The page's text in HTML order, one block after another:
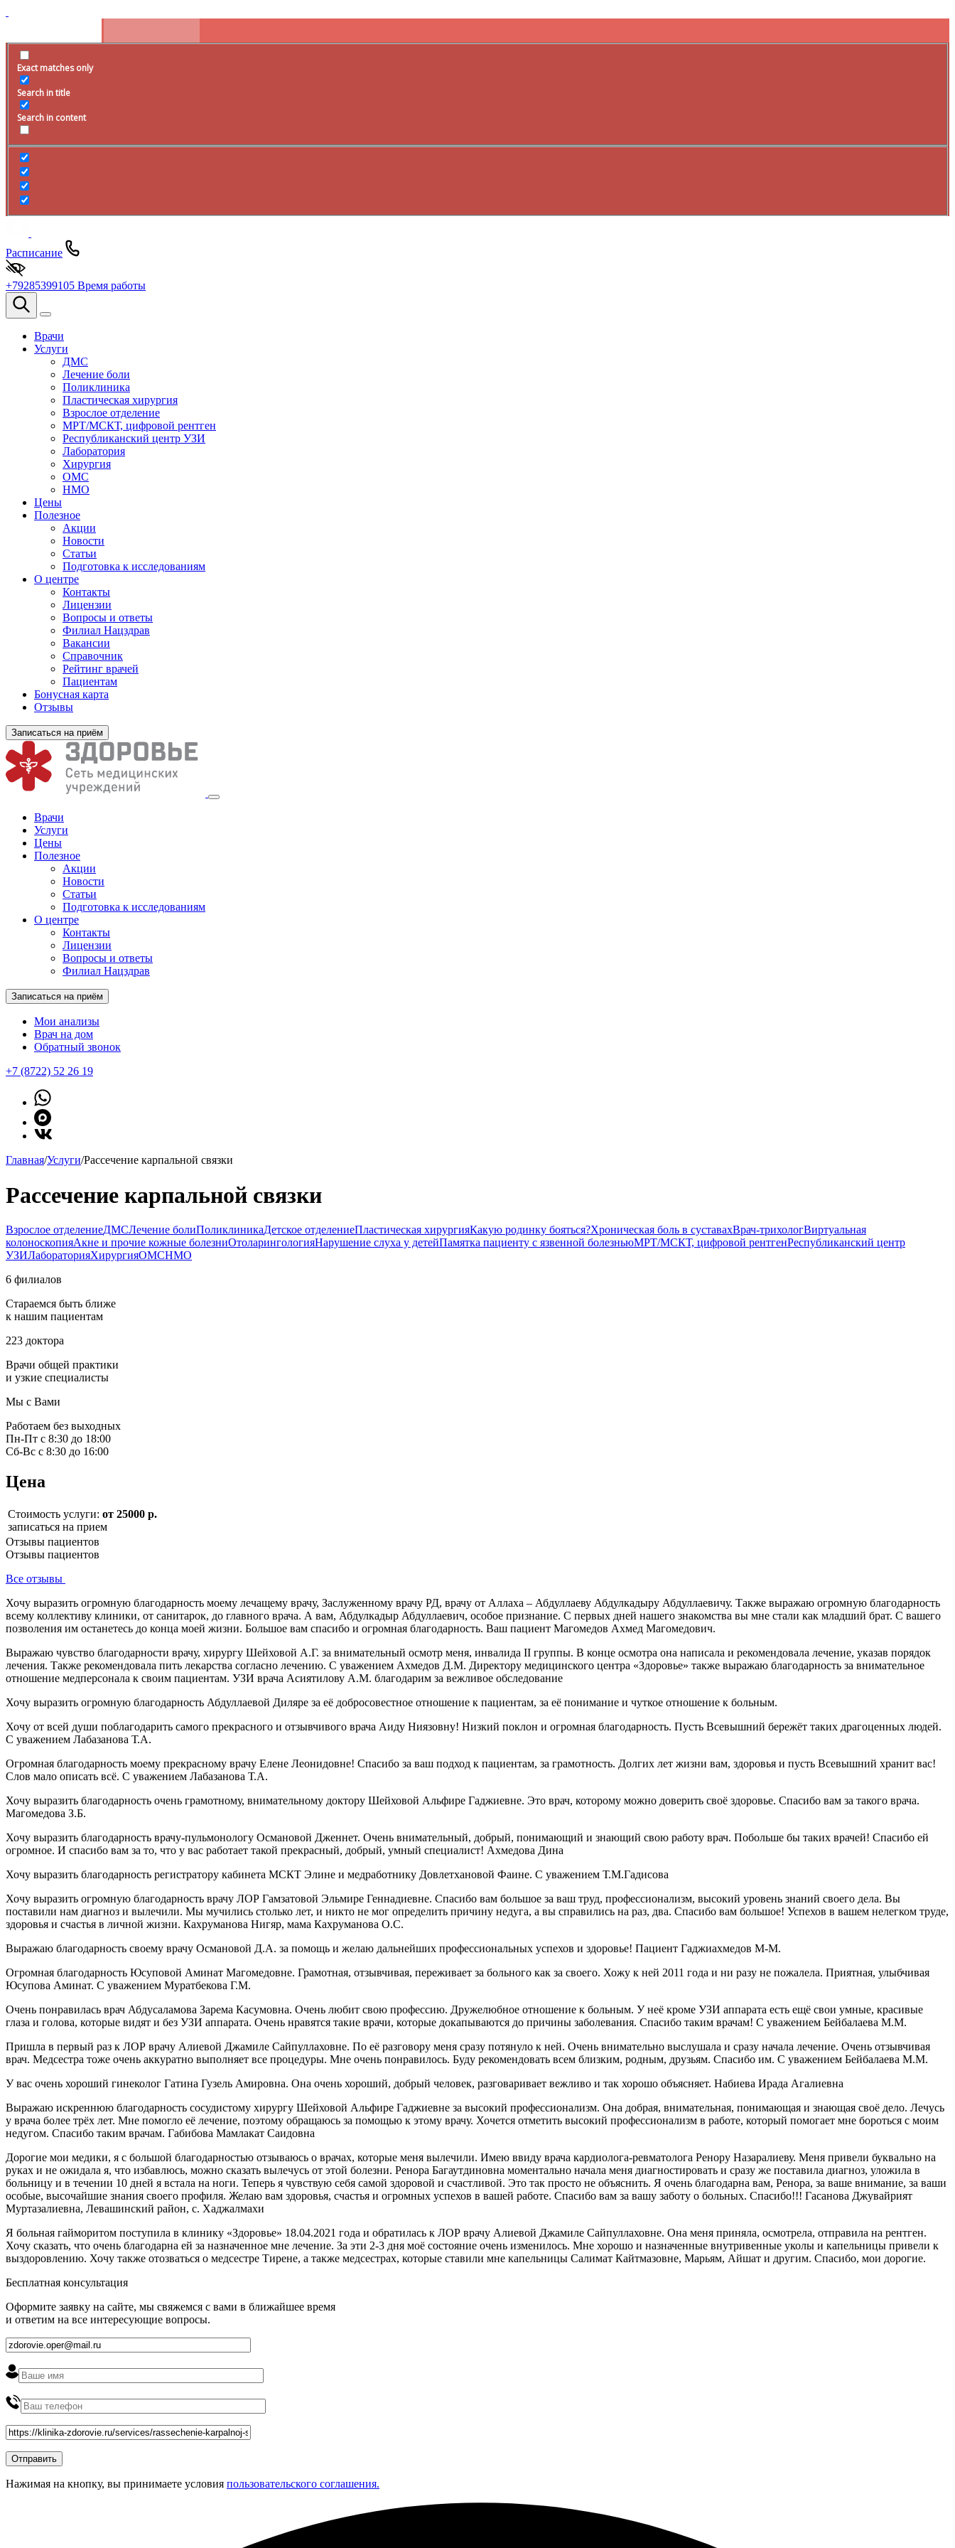
Exact matches only
Search in title
Search in content
Расписание
+79285399105 Время работы
Врачи
Услуги
ДМС
Лечение боли
Поликлиника
Пластическая хирургия
Взрослое отделение
МРТ/МСКТ, цифровой рентген
Республиканский центр УЗИ
Лаборатория
Хирургия
ОМС
НМО
Цены
Полезное
Акции
Новости
Статьи
Подготовка к исследованиям
О центре
Контакты
Лицензии
Вопросы и ответы
Филиал Нацздрав
Вакансии
Справочник
Рейтинг врачей
Пациентам
Бонусная карта
Отзывы
Записаться на приём
Врачи
Услуги
Цены
Полезное
Акции
Новости
Статьи
Подготовка к исследованиям
О центре
Контакты
Лицензии
Вопросы и ответы
Филиал Нацздрав
Записаться на приём
Мои анализы
Врач на дом
Обратный звонок
+7 (8722) 52 26 19
Главная/Услуги/Рассечение карпальной связки
Рассечение карпальной связки
Взрослое отделениеДМСЛечение болиПоликлиникаДетское отделениеПластическая хирургияКакую родинку бояться?Хроническая боль в суставахВрач-трихологВиртуальная
колоноскопияАкне и прочие кожные болезниОтоларингологияНарушение слуха у детейПамятка пациенту с язвенной болезньюМРТ/МСКТ, цифровой рентгенРеспубликанский центр
УЗИЛабораторияХирургияОМСНМО
6 филиалов
Стараемся быть ближе
к нашим пациентам
223 доктора
Врачи общей практики
и узкие специалисты
Мы с Вами
Работаем без выходных
Пн-Пт с 8:30 до 18:00
Сб-Вс с 8:30 до 16:00
Цена
Стоимость услуги: от 25000 р.
записаться на прием
Отзывы пациентов
Отзывы пациентов
Все отзывы
Хочу выразить огромную благодарность моему лечащему врачу, Заслуженному врачу РД, врачу от Аллаха – Абдуллаеву Абдулкадыру Абдуллаевичу. Также выражаю огромную благодарность
всему коллективу клиники, от санитарок, до главного врача. А вам, Абдулкадыр Абдуллаевич, особое признание. С первых дней нашего знакомства вы мне стали как младший брат. С вашего
позволения им останетесь до конца моей жизни. Большое вам спасибо и огромная благодарность. Ваш пациент Магомедов Ахмед Магомедович.
Выражаю чувство благодарности врачу, хирургу Шейховой А.Г. за внимательный осмотр меня, инвалида II группы. В конце осмотра она написала и рекомендовала лечение, указав порядок
лечения. Также рекомендовала пить лекарства согласно лечению. С уважением Ахмедов Д.М. Директору медицинского центра «Здоровье» также выражаю благодарность за внимательное
отношение медперсонала к своим пациентам. УЗИ врача Асиятилову А.М. благодарим за вежливое обследование
Хочу выразить огромную благодарность Абдуллаевой Диляре за её добросовестное отношение к пациентам, за её понимание и чуткое отношение к больным.
Хочу от всей души поблагодарить самого прекрасного и отзывчивого врача Аиду Ниязовну! Низкий поклон и огромная благодарность. Пусть Всевышний бережёт таких драгоценных людей.
С уважением Лабазанова Т.А.
Огромная благодарность моему прекрасному врачу Елене Леонидовне! Спасибо за ваш подход к пациентам, за грамотность. Долгих лет жизни вам, здоровья и пусть Всевышний хранит вас!
Слов мало описать всё. С уважением Лабазанова Т.А.
Хочу выразить благодарность очень грамотному, внимательному доктору Шейховой Альфире Гаджиевне. Это врач, которому можно доверить своё здоровье. Спасибо вам за такого врача.
Магомедова З.Б.
Хочу выразить благодарность врачу-пульмонологу Османовой Дженнет. Очень внимательный, добрый, понимающий и знающий свою работу врач. Побольше бы таких врачей! Спасибо ей
огромное. И спасибо вам за то, что у вас работает такой прекрасный, добрый, умный специалист! Ахмедова Дина
Хочу выразить благодарность регистратору кабинета МСКТ Элине и медработнику Довлетхановой Фаине. С уважением Т.М.Гадисова
Хочу выразить огромную благодарность врачу ЛОР Гамзатовой Эльмире Геннадиевне. Спасибо вам большое за ваш труд, профессионализм, высокий уровень знаний своего дела. Вы
поставили нам диагноз и вылечили. Мы мучились столько лет, и никто не мог определить причину недуга, а вы справились на раз, два. Спасибо вам большое! Успехов в вашем нелегком труде,
здоровья и счастья в личной жизни. Кахруманова Нигяр, мама Кахруманова О.С.
Выражаю благодарность своему врачу Османовой Д.А. за помощь и желаю дальнейших профессиональных успехов и здоровье! Пациент Гаджиахмедов М-М.
Огромная благодарность Юсуповой Аминат Магомедовне. Грамотная, отзывчивая, переживает за больного как за своего. Хожу к ней 2011 года и ни разу не пожалела. Приятная, улыбчивая
Юсупова Аминат. С уважением Муратбекова Г.М.
Очень понравилась врач Абдусаламова Зарема Касумовна. Очень любит свою профессию. Дружелюбное отношение к больным. У неё кроме УЗИ аппарата есть ещё свои умные, красивые
глаза и голова, которые видят и без УЗИ аппарата. Очень нравятся такие врачи, которые докапываются до причины заболевания. Спасибо таким врачам! С уважением Бейбалаева М.М.
Пришла в первый раз к ЛОР врачу Алиевой Джамиле Сайпуллаховне. По её разговору меня сразу потянуло к ней. Очень внимательно выслушала и сразу начала лечение. Очень отзывчивая
врач. Медсестра тоже очень аккуратно выполняет все процедуры. Мне очень понравилось. Буду рекомендовать всем близким, родным, друзьям. Спасибо им. С уважением Бейбалаева М.М.
У вас очень хороший гинеколог Гатина Гузель Амировна. Она очень хороший, добрый человек, разговаривает вежливо и так хорошо объясняет. Набиева Ирада Агалиевна
Выражаю искреннюю благодарность сосудистому хирургу Шейховой Альфире Гаджиевне за высокий профессионализм. Она добрая, внимательная, понимающая и знающая своё дело. Лечусь
у врача более трёх лет. Мне помогло её лечение, поэтому обращаюсь за помощью к этому врачу. Хочется отметить высокий профессионализм в работе, который помогает мне бороться с моим
недугом. Спасибо таким врачам. Габибова Мамлакат Саидовна
Дорогие мои медики, я с большой благодарностью отзываюсь о врачах, которые меня вылечили. Имею ввиду врача кардиолога-ревматолога Ренору Назаралиеву. Меня привели буквально на
руках и не ожидала я, что избавлюсь, можно сказать вылечусь от этой болезни. Ренора Багаутдиновна моментально начала меня диагностировать и сразу же поставила диагноз, уложила в
больницу и в течении 10 дней я встала на ноги. Теперь я чувствую себя самой здоровой и счастливой. Это так просто не объяснить. Я очень благодарна вам, Ренора, за ваше внимание, за ваши
особые, высочайшие знания своего профиля. Желаю вам здоровья, счастья и огромных успехов в вашей работе. Спасибо вам за вашу заботу о больных. Спасибо!!! Гасанова Джувайрият
Муртазалиевна, Левашинский район, с. Хаджалмахи
Я больная гайморитом поступила в клинику «Здоровье» 18.04.2021 года и обратилась к ЛОР врачу Алиевой Джамиле Сайпуллаховне. Она меня приняла, осмотрела, отправила на рентген.
Хочу сказать, что очень благодарна ей за назначенное мне лечение. За эти 2-3 дня моё состояние очень изменилось. Мне хорошо и назначенные внутривенные уколы и капельницы привели к
выздоровлению. Хочу также отозваться о медсестре Тирене, а также медсестрах, которые ставили мне капельницы Салимат Кайтмазовне, Марьям, Айшат и другим. Спасибо, мои дорогие.
Бесплатная консультация
Оформите заявку на сайте, мы свяжемся с вами в ближайшее время
и ответим на все интересующие вопросы.
Нажимая на кнопку, вы принимаете условия пользовательского соглашения.